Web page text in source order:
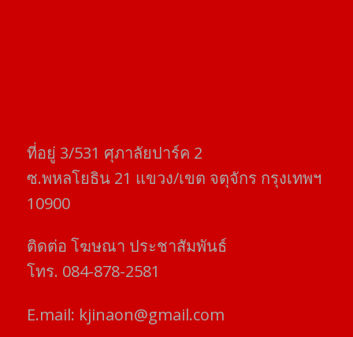
ที่อยู่​ 3/531​ ศุภาลัยปาร์ค​ 2
ซ.พหลโยธิน​ 21​ แขวง/เขต​ จตุจักร​ กรุงเทพฯ
10900
ติดต่อ​ โฆษณา​ ประชาสัมพันธ์
โทร​. 084-878-2581
E.mail: kjinaon@gmail.com